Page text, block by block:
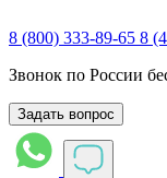
8 (800) 333-89-65 8
Звонок по России
Задать вопрос